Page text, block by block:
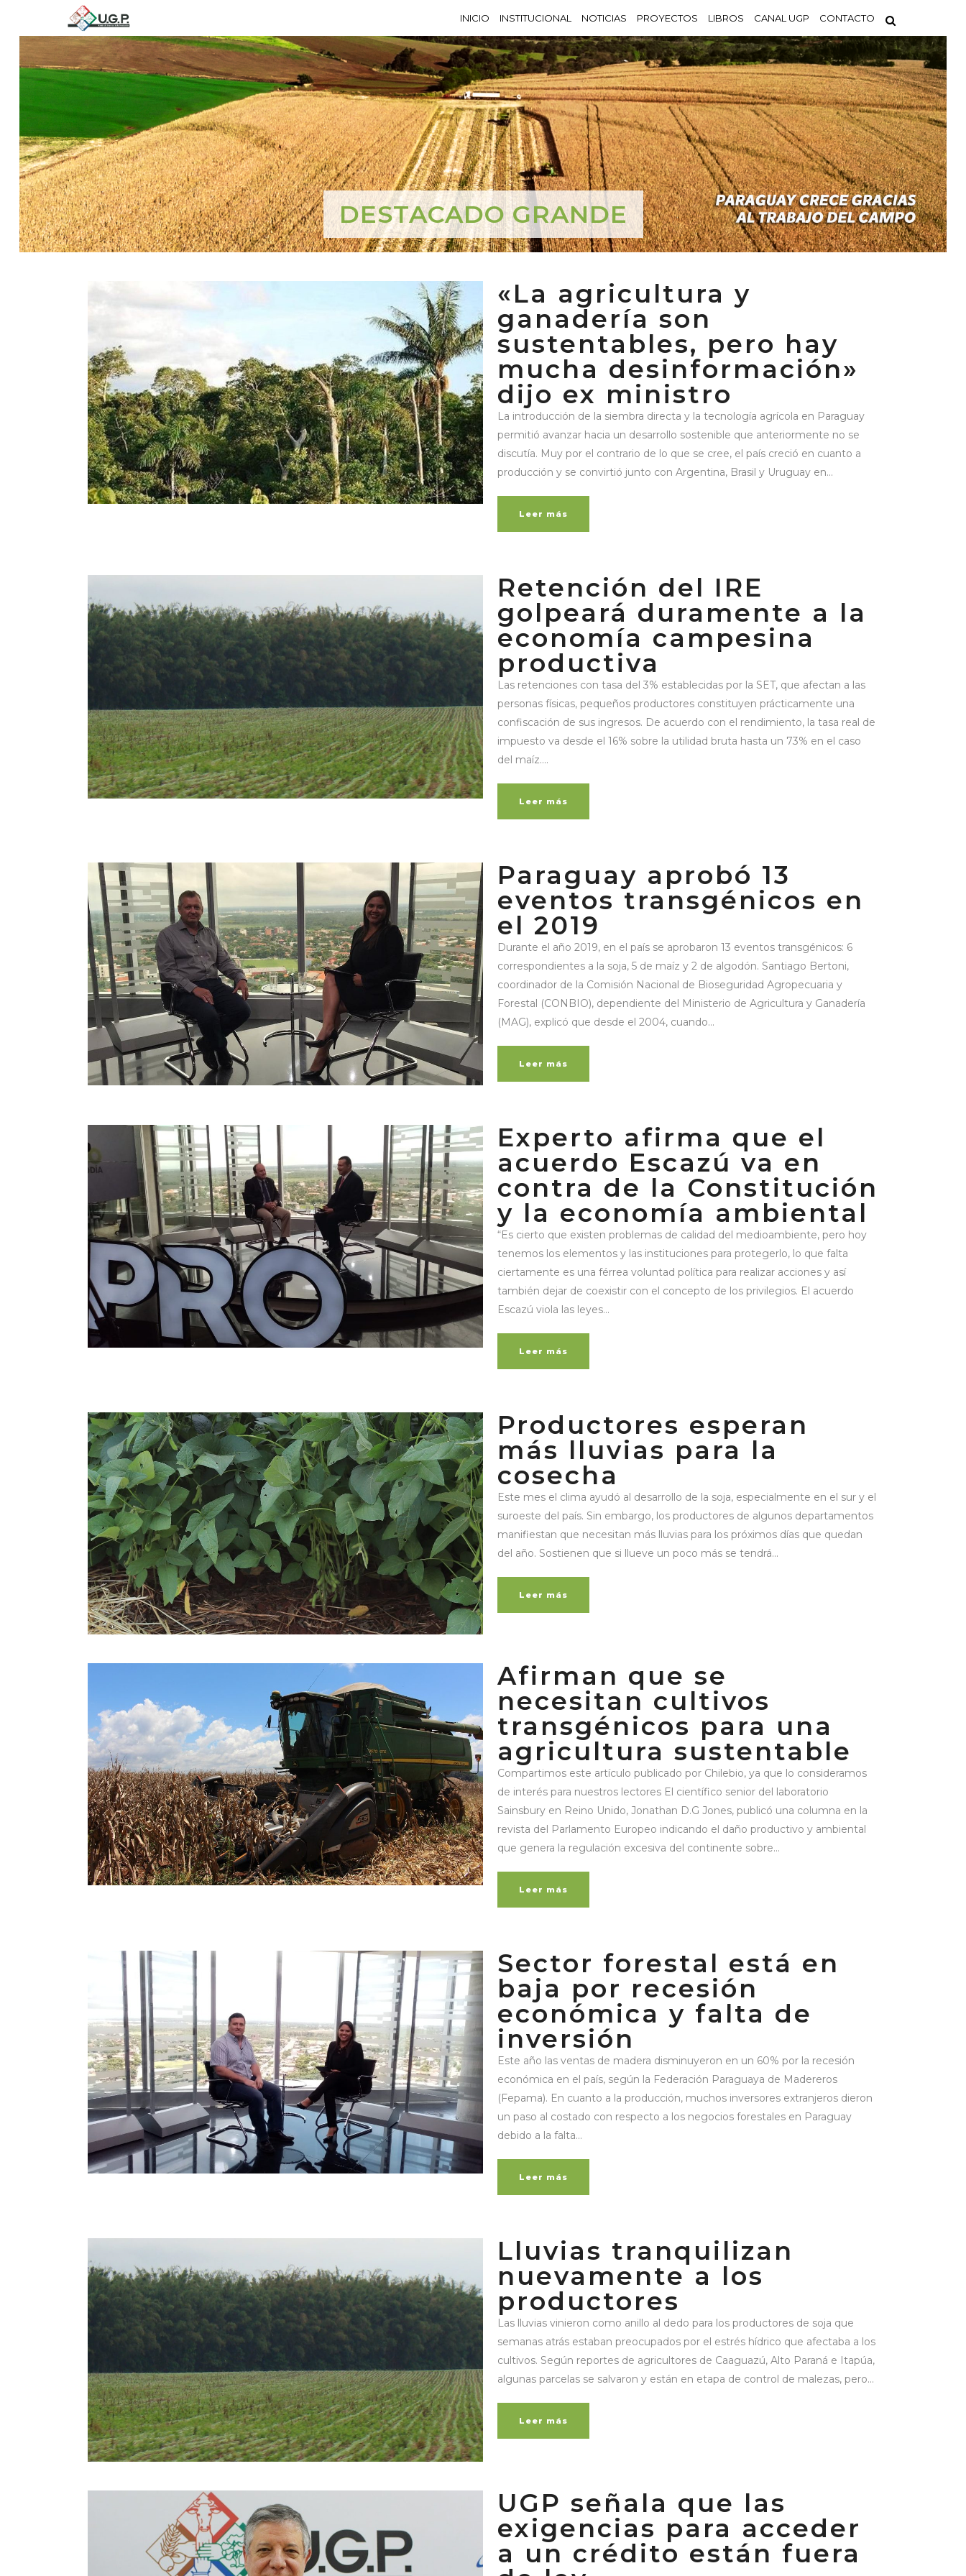
INICIO INSTITUCIONAL NOTICIAS PROYECTOS LIBROS CANAL UGP CONTACTO
DESTACADO GRANDE
«La agricultura y
ganadería son
sustentables, pero hay
mucha desinformación»
dijo ex ministro
La introducción de la siembra directa y la tecnología agrícola en Paraguay
permitió avanzar hacia un desarrollo sostenible que anteriormente no se
discutía. Muy por el contrario de lo que se cree, el país creció en cuanto a
producción y se convirtió junto con Argentina, Brasil y Uruguay en...
Leer más
Retención del IRE
golpeará duramente a la
economía campesina
productiva
Las retenciones con tasa del 3% establecidas por la SET, que afectan a las
personas físicas, pequeños productores constituyen prácticamente una
confiscación de sus ingresos. De acuerdo con el rendimiento, la tasa real de
impuesto va desde el 16% sobre la utilidad bruta hasta un 73% en el caso
del maíz....
Leer más
Paraguay aprobó 13
eventos transgénicos en
el 2019
Durante el año 2019, en el país se aprobaron 13 eventos transgénicos: 6
correspondientes a la soja, 5 de maíz y 2 de algodón. Santiago Bertoni,
coordinador de la Comisión Nacional de Bioseguridad Agropecuaria y
Forestal (CONBIO), dependiente del Ministerio de Agricultura y Ganadería
(MAG), explicó que desde el 2004, cuando...
Leer más
Experto afirma que el
acuerdo Escazú va en
contra de la Constitución
y la economía ambiental
“Es cierto que existen problemas de calidad del medioambiente, pero hoy
tenemos los elementos y las instituciones para protegerlo, lo que falta
ciertamente es una férrea voluntad política para realizar acciones y así
también dejar de coexistir con el concepto de los privilegios. El acuerdo
Escazú viola las leyes...
Leer más
Productores esperan
más lluvias para la
cosecha
Este mes el clima ayudó al desarrollo de la soja, especialmente en el sur y el
suroeste del país. Sin embargo, los productores de algunos departamentos
manifiestan que necesitan más lluvias para los próximos días que quedan
del año. Sostienen que si llueve un poco más se tendrá...
Leer más
Afirman que se
necesitan cultivos
transgénicos para una
agricultura sustentable
Compartimos este artículo publicado por Chilebio, ya que lo consideramos
de interés para nuestros lectores El científico senior del laboratorio
Sainsbury en Reino Unido, Jonathan D.G Jones, publicó una columna en la
revista del Parlamento Europeo indicando el daño productivo y ambiental
que genera la regulación excesiva del continente sobre...
Leer más
Sector forestal está en
baja por recesión
económica y falta de
inversión
Este año las ventas de madera disminuyeron en un 60% por la recesión
económica en el país, según la Federación Paraguaya de Madereros
(Fepama). En cuanto a la producción, muchos inversores extranjeros dieron
un paso al costado con respecto a los negocios forestales en Paraguay
debido a la falta...
Leer más
Lluvias tranquilizan
nuevamente a los
productores
Las lluvias vinieron como anillo al dedo para los productores de soja que
semanas atrás estaban preocupados por el estrés hídrico que afectaba a los
cultivos. Según reportes de agricultores de Caaguazú, Alto Paraná e Itapúa,
algunas parcelas se salvaron y están en etapa de control de malezas, pero...
Leer más
UGP señala que las
exigencias para acceder
a un crédito están fuera